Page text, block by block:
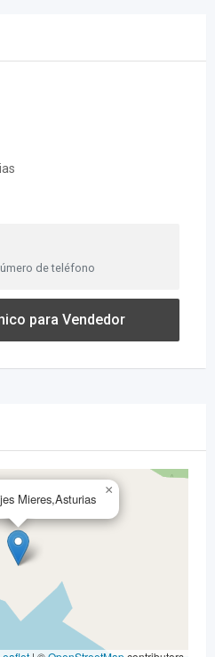
de teléfono
para Vendedor
Mieres,Asturias
×